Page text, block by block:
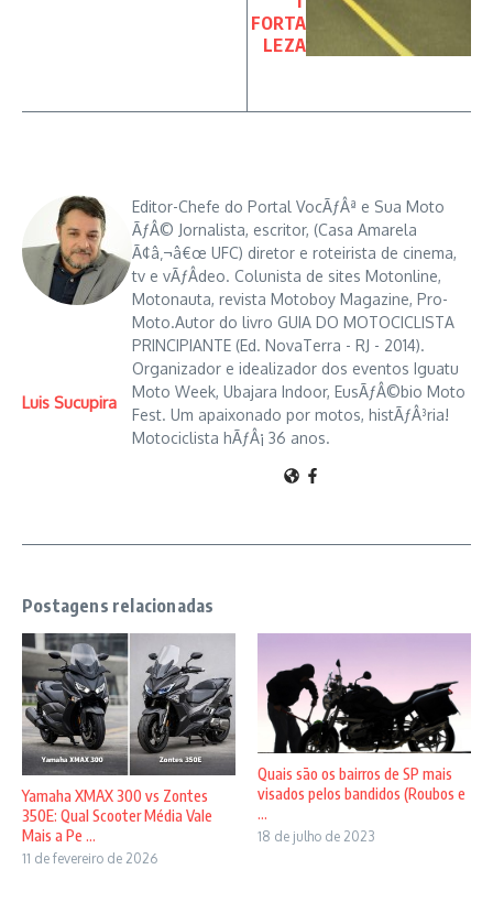
FORTA
LEZA
Luis Sucupira
Editor-Chefe do Portal VocÃƒÂª e Sua Moto
ÃƒÂ© Jornalista, escritor, (Casa Amarela
Ã¢â‚¬â€œ UFC) diretor e roteirista de cinema,
tv e vÃƒÂ­deo. Colunista de sites Motonline,
Motonauta, revista Motoboy Magazine, Pro-
Moto.Autor do livro GUIA DO MOTOCICLISTA
PRINCIPIANTE (Ed. NovaTerra - RJ - 2014).
Organizador e idealizador dos eventos Iguatu
Moto Week, Ubajara Indoor, EusÃƒÂ©bio Moto
Fest. Um apaixonado por motos, histÃƒÂ³ria!
Motociclista hÃƒÂ¡ 36 anos.
Postagens relacionadas
Yamaha XMAX 300 vs Zontes
350E: Qual Scooter Média Vale
Mais a Pe ...
11 de fevereiro de 2026
Quais são os bairros de SP mais
visados pelos bandidos (Roubos e
...
18 de julho de 2023